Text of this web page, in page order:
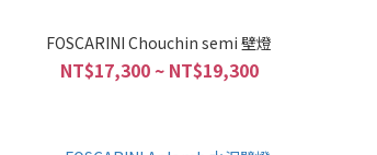
FOSCARINI Chouchin semi 壁燈
NT$17,300 ~ NT$19,300